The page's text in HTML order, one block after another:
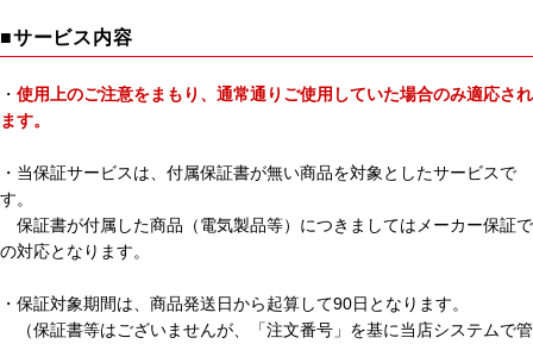
■サービス内容
・ 使用上のご注意をまもり、通常通りご使用していた場合のみ適応され
ます。
・当保証サービスは、付属保証書が無い商品を対象としたサービスで
す。
保証書が付属した商品（電気製品等）につきましてはメーカー保証で
の対応となります。
・保証対象期間は、商品発送日から起算して90日となります。
（保証書等はございませんが、「注文番号」を基に当店システムで管